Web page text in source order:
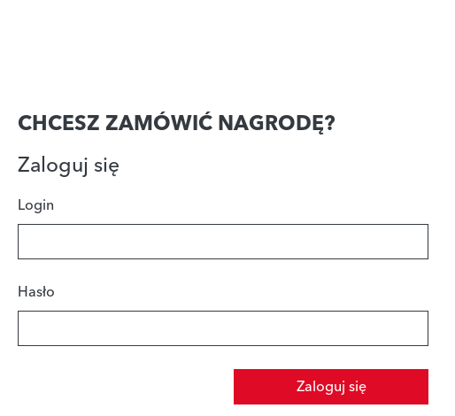
CHCESZ ZAMÓWIĆ NAGRODĘ?
Zaloguj się
Login
Hasło
Zaloguj się